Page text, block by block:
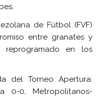
de Fútbol (FVF)
entre granates y
reprogramado en los
del Torneo Apertura:
0-0, Metropolitanos-